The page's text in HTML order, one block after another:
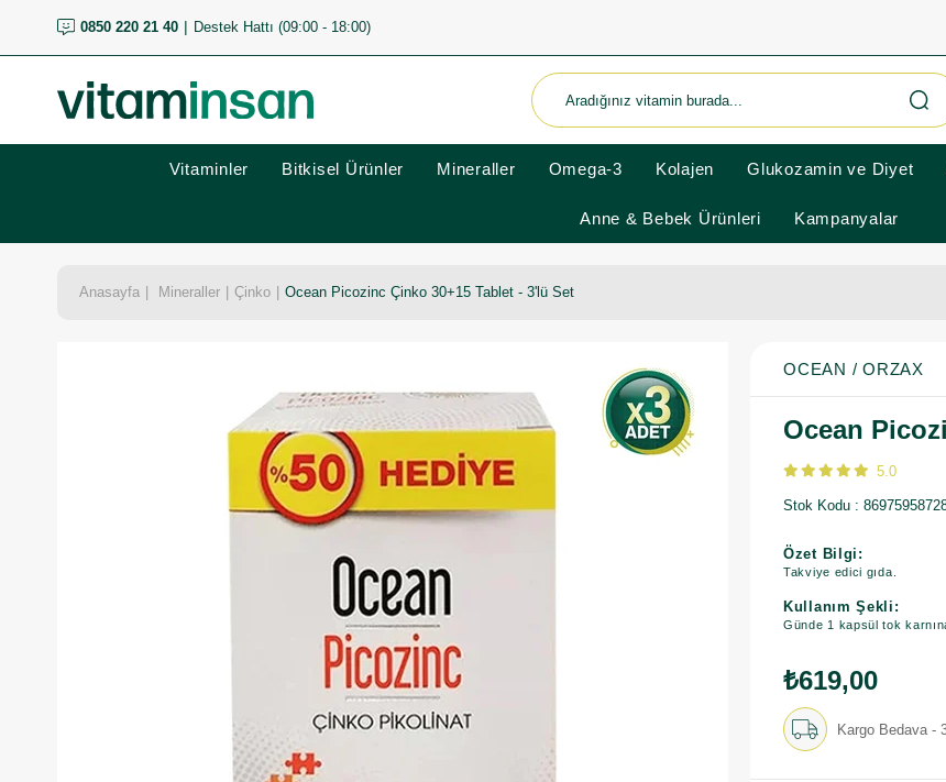
0850 220 21 40 Destek Hattı (09:00 - 18:00)
Vitaminler Bitkisel Ürünler Mineraller Omega-3 Kolajen Glukozamin ve Diyet
Anne & Bebek Ürünleri Kampanyalar
Anasayfa Mineraller Çinko Ocean Picozinc Çinko 30+15 Tablet - 3'lü Set
OCEAN / ORZAX
Ocean
5.0
Stok Kodu
Özet Bilgi:
Takviye edici gıda.
Kullanım Şekli:
Günde 1 kapsül tok
₺619,00
Kargo Bedava -